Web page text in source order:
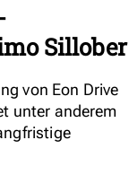
Sillober
von Eon Drive
unter anderem